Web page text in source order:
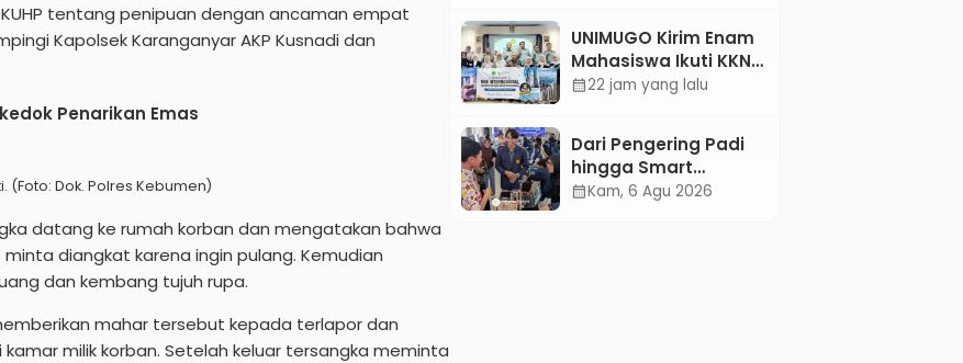
tentang penipuan dengan ancaman empat
Kapolsek Karanganyar AKP Kusnadi dan
Penarikan Emas
Dok. Polres Kebumen)
datang ke rumah korban dan mengatakan bahwa
diangkat karena ingin pulang. Kemudian
dan kembang tujuh rupa.
mahar tersebut kepada terlapor dan
milik korban. Setelah keluar tersangka meminta
Oktober 2026
UNIMUGO Kirim Enam
Mahasiswa Ikuti KKN
Internasional 2026 di
calendar_month22 jam yang lalu
Dari Pengering Padi
hingga Smart
Parking: Mahasiswa
calendar_monthKam, 6 Agu 2026